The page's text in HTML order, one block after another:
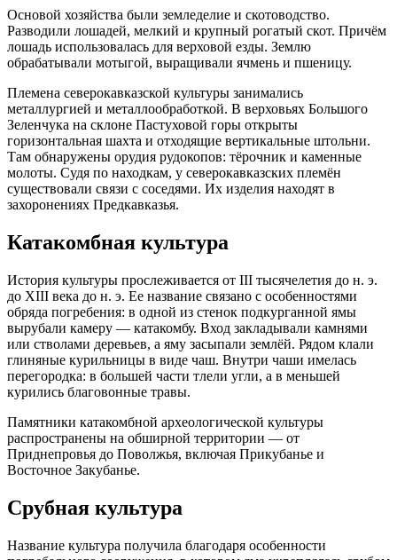
Основой хозяйства были земледелие и скотоводство.
Разводили лошадей, мелкий и крупный рогатый скот. Причём
лошадь использовалась для верховой езды. Землю
обрабатывали мотыгой, выращивали ячмень и пшеницу.
Племена северокавказской культуры занимались
металлургией и металлообработкой. В верховьях Большого
Зеленчука на склоне Пастуховой горы открыты
горизонтальная шахта и отходящие вертикальные штольни.
Там обнаружены орудия рудокопов: тёрочник и каменные
молоты. Судя по находкам, у северокавказских племён
существовали связи с соседями. Их изделия находят в
захоронениях Предкавказья.
Катакомбная культура
История культуры прослеживается от III тысячелетия до н. э.
до XIII века до н. э. Ее название связано с особенностями
обряда погребения: в одной из стенок подкурганной ямы
вырубали камеру — катакомбу. Вход закладывали камнями
или стволами деревьев, а яму засыпали землёй. Рядом клали
глиняные курильницы в виде чаш. Внутри чаши имелась
перегородка: в большей части тлели угли, а в меньшей
курились благовонные травы.
Памятники катакомбной археологической культуры
распространены на обширной территории — от
Приднепровья до Поволжья, включая Прикубанье и
Восточное Закубанье.
Срубная культура
Название культура получила благодаря особенности